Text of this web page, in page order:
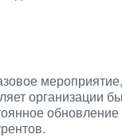
организации
обновление